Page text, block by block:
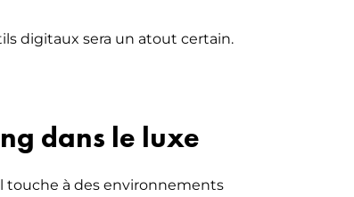
digitaux sera un atout certain.
dans le luxe
touche à des environnements